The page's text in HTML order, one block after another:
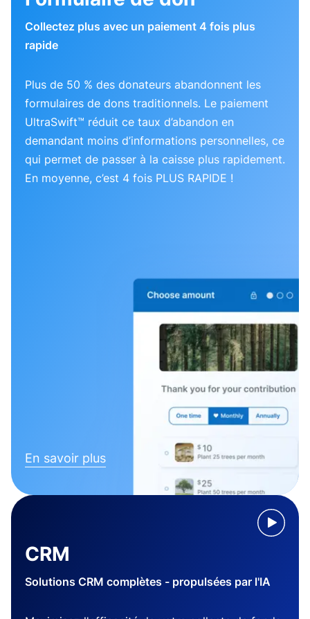
Collectez plus avec un paiement 4 fois plus
rapide
Plus de 50 % des donateurs abandonnent les
formulaires de dons traditionnels. Le paiement
UltraSwift™ réduit ce taux d’abandon en
demandant moins d’informations personnelles, ce
qui permet de passer à la caisse plus rapidement.
En moyenne, c’est 4 fois PLUS RAPIDE !
En savoir plus
CRM
Solutions CRM complètes - propulsées par l'IA